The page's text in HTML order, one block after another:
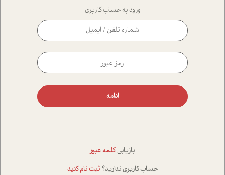
ورود به حساب کاربری
ادامه
بازیابی کلمه عبور
حساب کاربری ندارید؟ ثبت نام کنید